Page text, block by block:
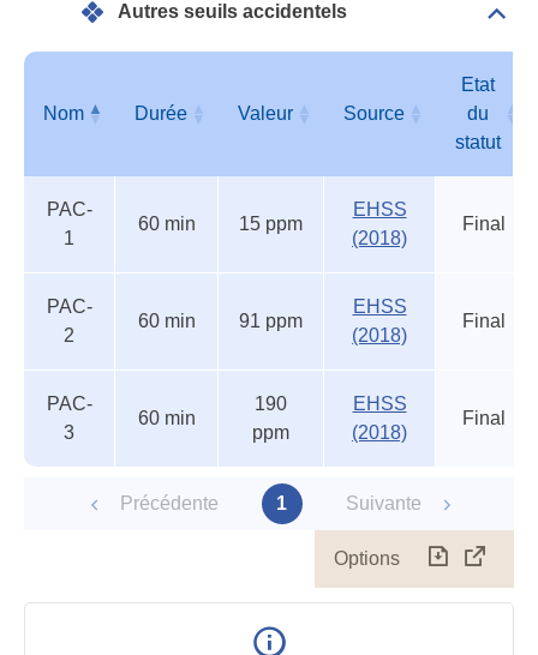
Autres seuils accidentels
seuils
accidentels
Nom Durée Valeur Source
Etat
du
statut
du
PAC-
1
60 min 15 ppm
EHSS
(2018)
Final
PAC-
2
60 min 91 ppm
EHSS
(2018)
Final
PAC-
3
60 min
190
ppm
EHSS
(2018)
Final
Précédente 1 Suivante
Options
le